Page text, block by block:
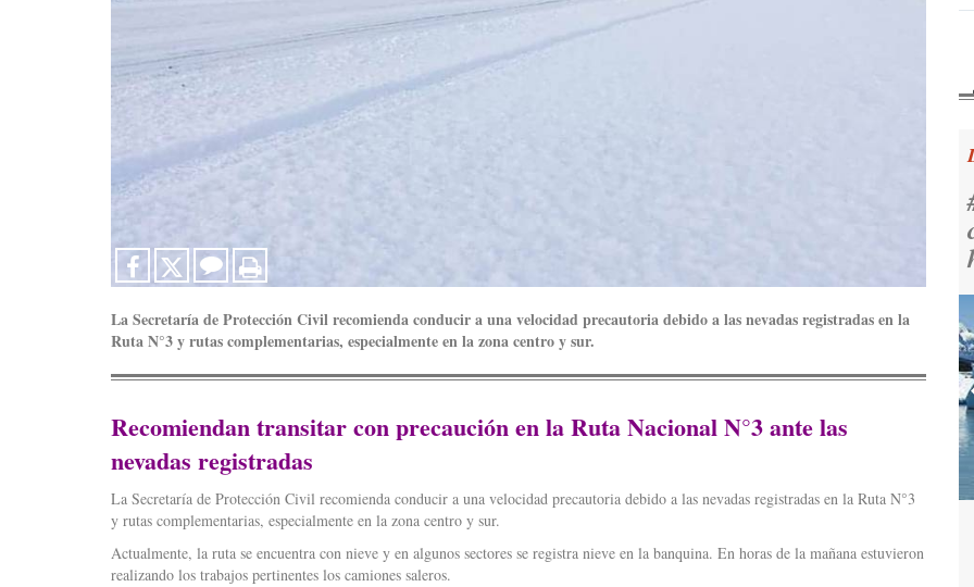
La Secretaría de Protección Civil recomienda conducir a una velocidad precautoria debido a las nevadas registradas en la
Ruta N°3 y rutas complementarias, especialmente en la zona centro y sur.
Recomiendan transitar con precaución en la Ruta Nacional N°3 ante las
nevadas registradas
La Secretaría de Protección Civil recomienda conducir a una velocidad precautoria debido a las nevadas registradas en la Ruta N°3
y rutas complementarias, especialmente en la zona centro y sur.
Actualmente, la ruta se encuentra con nieve y en algunos sectores se registra nieve en la banquina. En horas de la mañana estuvieron
realizando los trabajos pertinentes los camiones saleros.